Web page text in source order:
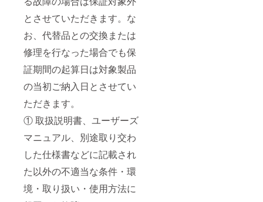
とさせていただきます。な
お、代替品との交換または
修理を行なった場合でも保
証期間の起算日は対象製品
の当初ご納入日とさせてい
ただきます。
① 取扱説明書、ユーザーズ
マニュアル、別途取り交わ
した仕様書などに記載され
た以外の不適当な条件・環
境・取り扱い・使用方法に